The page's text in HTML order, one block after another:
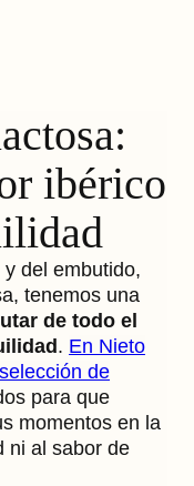
ibérico
del embutido,
tenemos una
de todo el
. En Nieto
de
para que
momentos en la
ni al sabor de